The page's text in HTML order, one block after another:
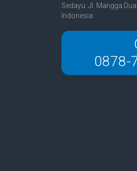
Sedayu. Jl. Mangga
Indonesia
0878-